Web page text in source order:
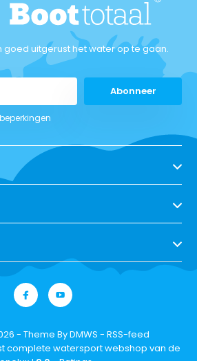
goed uitgerust het water op te gaan.
Abonneer
- Theme ByDMWS - RSS-feed
complete watersport webshop van de